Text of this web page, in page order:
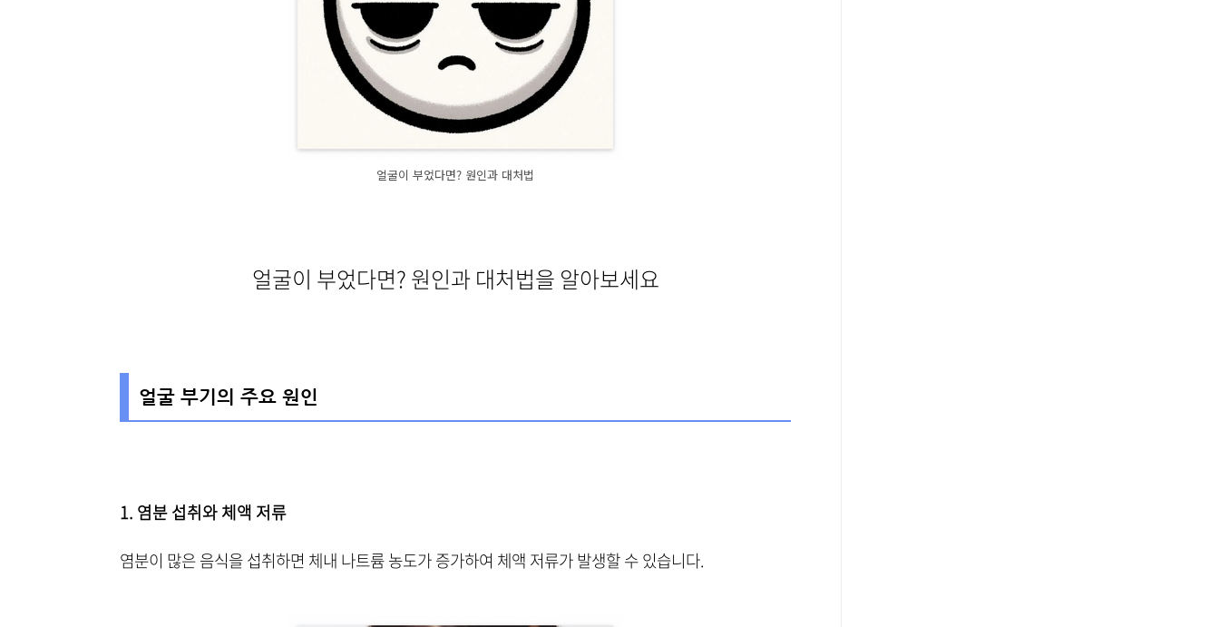
얼굴이 부었다면? 원인과 대처법
얼굴이 부었다면? 원인과 대처법을 알아보세요
얼굴 부기의 주요 원인
1. 염분 섭취와 체액 저류
염분이 많은 음식을 섭취하면 체내 나트륨 농도가 증가하여 체액 저류가 발생할 수 있습니다.